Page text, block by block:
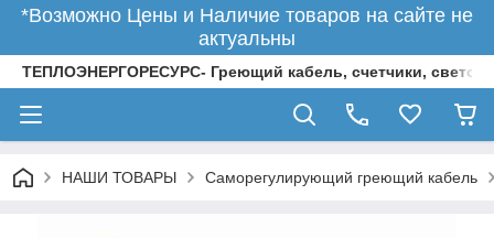
*Возможно Цены и Наличие товаров на сайте не
актуальны
ТЕПЛОЭНЕРГОРЕСУРС- Греющий кабель, счетчики,
НАШИ ТОВАРЫ Саморегулирующий греющий кабель